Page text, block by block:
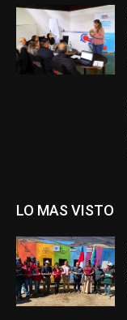
LO MAS VISTO